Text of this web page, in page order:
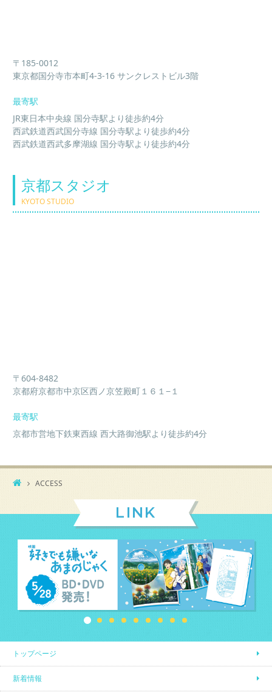
〒185-0012
東京都国分寺市本町4-3-16 サンクレストビル3階
最寄駅
JR東日本中央線 国分寺駅より徒歩約4分
西武鉄道西武国分寺線 国分寺駅より徒歩約4分
西武鉄道西武多摩湖線 国分寺駅より徒歩約4分
京都スタジオ
KYOTO STUDIO
〒604-8482
京都府京都市中京区西ノ京笠殿町１６１−１
最寄駅
京都市営地下鉄東西線 西大路御池駅より徒歩約4分
ACCESS
LINK
トップページ
新着情報